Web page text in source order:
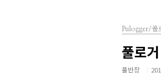
Pulogger/풀
풀로
풀반장